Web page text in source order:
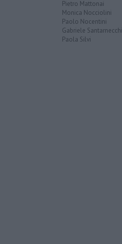
Pietro Mattonai
Monica Nocciolini
Paolo Nocentini
Gabriele Santarnecchi
Paola Silvi